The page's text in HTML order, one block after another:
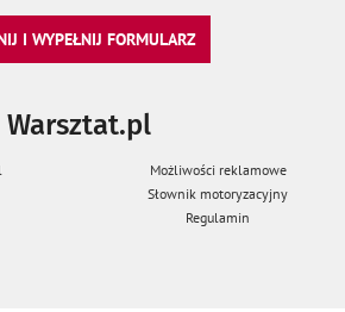
I WYPEŁNIJ FORMULARZ
Warsztat.pl
Możliwości reklamowe
Słownik motoryzacyjny
Regulamin